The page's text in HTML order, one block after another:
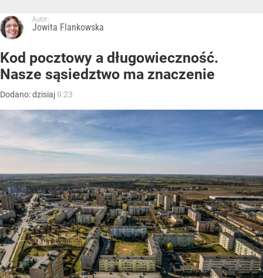
Autor:
Jowita Flankowska
Kod pocztowy a długowieczność.
Nasze sąsiedztwo ma znaczenie
Dodano:dzisiaj9:23